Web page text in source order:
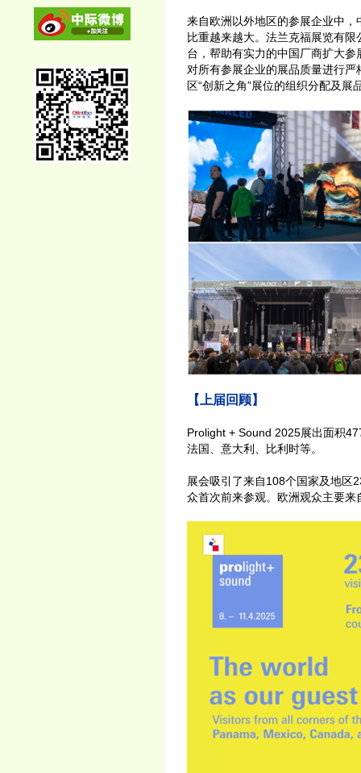
来自欧洲以外地区的参展企业中
比重越来越大。法兰克福展览有
台，帮助有实力的中国厂商扩大
对所有参展企业的展品质量进行
区“创新之角”展位的组织分配及展
【上届回顾】
Prolight + Sound 2025展出面积
法国、意大利、比利时等。
展会吸引了来自108个国家及地区
众首次前来参观。欧洲观众主要